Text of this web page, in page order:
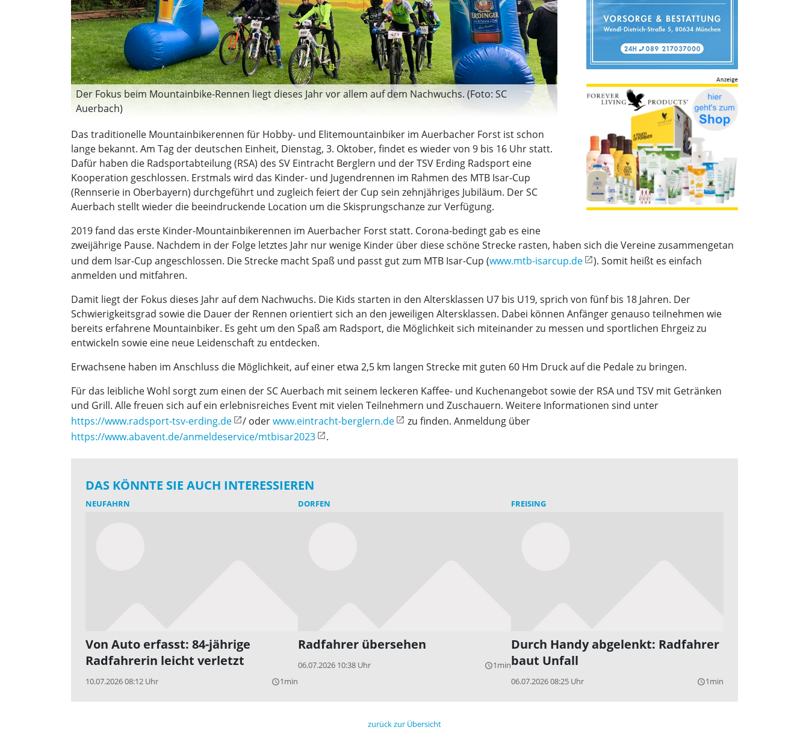
Der Fokus beim Mountainbike-Rennen liegt dieses Jahr vor allem auf dem Nachwuchs. (Foto: SC
Auerbach)
Das traditionelle Mountainbikerennen für Hobby- und Elitemountainbiker im Auerbacher Forst ist schon
lange bekannt. Am Tag der deutschen Einheit, Dienstag, 3. Oktober, findet es wieder von 9 bis 16 Uhr statt.
Dafür haben die Radsportabteilung (RSA) des SV Eintracht Berglern und der TSV Erding Radsport eine
Kooperation geschlossen. Erstmals wird das Kinder- und Jugendrennen im Rahmen des MTB Isar-Cup
(Rennserie in Oberbayern) durchgeführt und zugleich feiert der Cup sein zehnjähriges Jubiläum. Der SC
Auerbach stellt wieder die beeindruckende Location um die Skisprungschanze zur Verfügung.
2019 fand das erste Kinder-Mountainbikerennen im Auerbacher Forst statt. Corona-bedingt gab es eine
zweijährige Pause. Nachdem in der Folge letztes Jahr nur wenige Kinder über diese schöne Strecke rasten, haben sich die Vereine zusammengetan
und dem Isar-Cup angeschlossen. Die Strecke macht Spaß und passt gut zum MTB Isar-Cup (www.mtb-isarcup.de
). Somit heißt es einfach
anmelden und mitfahren.
Damit liegt der Fokus dieses Jahr auf dem Nachwuchs. Die Kids starten in den Altersklassen U7 bis U19, sprich von fünf bis 18 Jahren. Der
Schwierigkeitsgrad sowie die Dauer der Rennen orientiert sich an den jeweiligen Altersklassen. Dabei können Anfänger genauso teilnehmen wie
bereits erfahrene Mountainbiker. Es geht um den Spaß am Radsport, die Möglichkeit sich miteinander zu messen und sportlichen Ehrgeiz zu
entwickeln sowie eine neue Leidenschaft zu entdecken.
Erwachsene haben im Anschluss die Möglichkeit, auf einer etwa 2,5 km langen Strecke mit guten 60 Hm Druck auf die Pedale zu bringen.
Für das leibliche Wohl sorgt zum einen der SC Auerbach mit seinem leckeren Kaffee- und Kuchenangebot sowie der RSA und TSV mit Getränken
und Grill. Alle freuen sich auf ein erlebnisreiches Event mit vielen Teilnehmern und Zuschauern. Weitere Informationen sind unter
https://www.radsport-tsv-erding.de
/ oderwww.eintracht-berglern.de
zu finden. Anmeldung über
https://www.abavent.de/anmeldeservice/mtbisar2023
.
DAS KÖNNTE SIE AUCH INTERESSIEREN
NEUFAHRN
Von Auto erfasst: 84-jährige
Radfahrerin leicht verletzt
10.07.2026 08:12 Uhr query_builder1min
DORFEN
Radfahrer übersehen
06.07.2026 10:38 Uhr query_builder1min
FREISING
Durch Handy abgelenkt: Radfahrer
baut Unfall
06.07.2026 08:25 Uhr query_builder1min
zurück zur Übersicht